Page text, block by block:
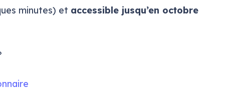
minutes) et accessible jusqu’en octobre